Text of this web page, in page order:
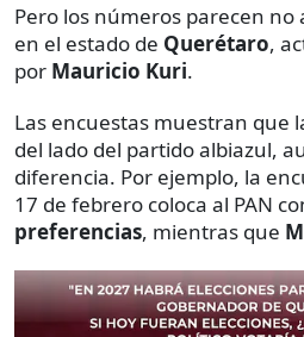
Pero los números parecen no
en el estado de Querétaro,
por Mauricio Kuri.
Las encuestas muestran que
del lado del partido albiazul,
diferencia. Por ejemplo, la
17 de febrero coloca al PAN
preferencias, mientras que